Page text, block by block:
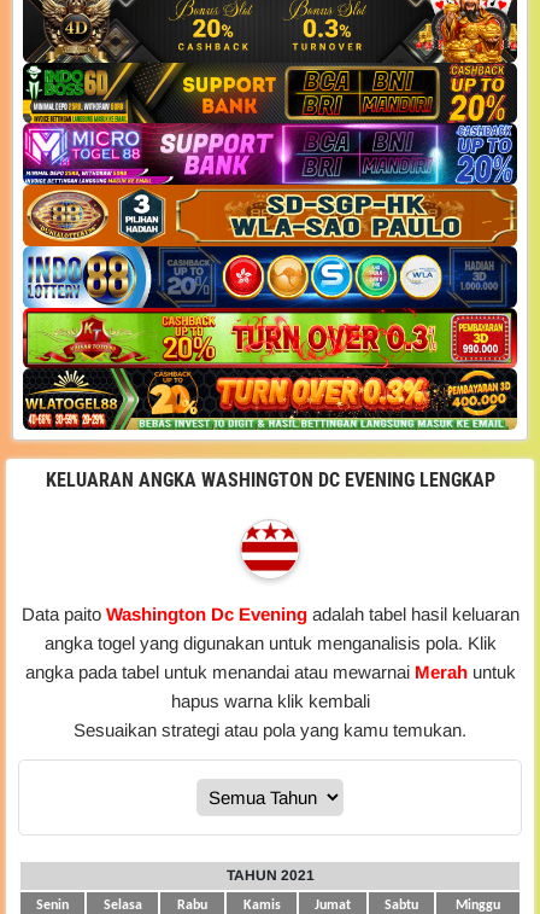
KELUARAN ANGKA WASHINGTON DC EVENING LENGKAP
Data paito Washington Dc Evening adalah tabel hasil keluaran
angka togel yang digunakan untuk menganalisis pola. Klik
angka pada tabel untuk menandai atau mewarnai Merahuntuk
hapus warna klik kembali
Sesuaikan strategi atau pola yang kamu temukan.
TAHUN 2021
Senin Selasa Rabu Kamis Jumat Sabtu Minggu